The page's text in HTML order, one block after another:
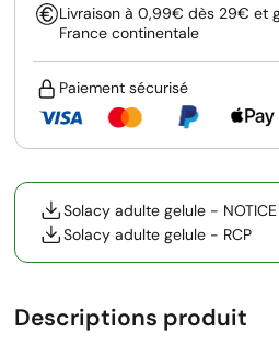
Livraison à 0,99€ dès 29€ et
France continentale
Paiement sécurisé
Solacy adulte gelule - NOTICE
Solacy adulte gelule - RCP
Descriptions produit